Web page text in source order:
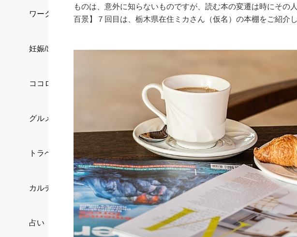
ワークスタイル
妊娠/出産/家族
ココロ/カラダ
グルメ
トラベル
カルチャー/エンタメ
占い
ものは、意外に知らないものですが、読む本の変遷は時にその
百景】７回目は、栃木県在住ミカさん（仮名）の本棚をご紹介し